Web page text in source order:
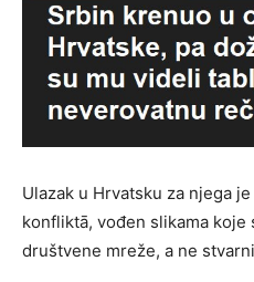
Ulazak u Hrvatsku za njega
konfliktā, vođen slikama
društvene mreže, a ne